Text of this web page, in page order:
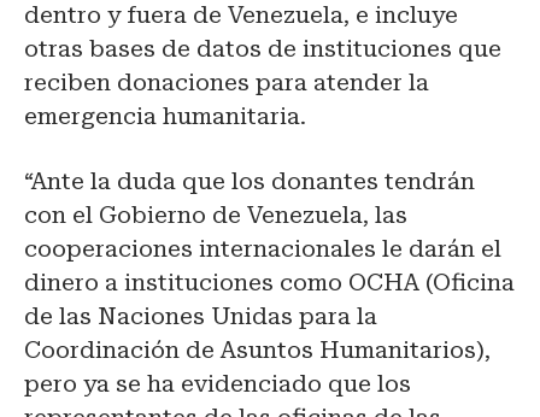
dentro y fuera de Venezuela, e incluye
otras bases de datos de instituciones que
reciben donaciones para atender la
emergencia humanitaria.
“Ante la duda que los donantes tendrán
con el Gobierno de Venezuela, las
cooperaciones internacionales le darán el
dinero a instituciones como OCHA (Oficina
de las Naciones Unidas para la
Coordinación de Asuntos Humanitarios),
pero ya se ha evidenciado que los